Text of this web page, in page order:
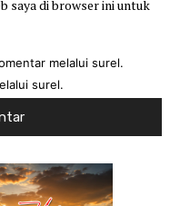
saya di browser ini untuk
melalui surel.
surel.